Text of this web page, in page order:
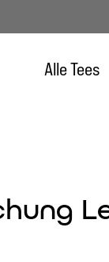
Alle Tees